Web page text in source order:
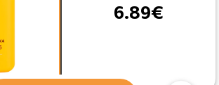
6.89€